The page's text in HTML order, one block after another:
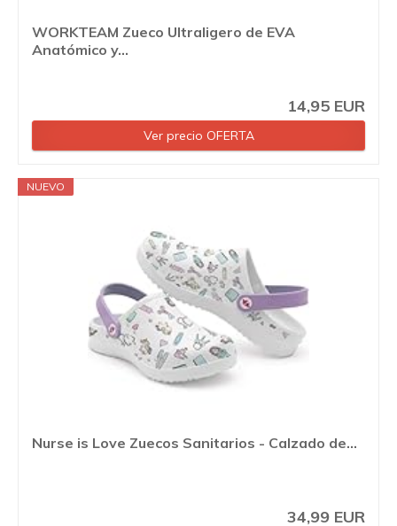
WORKTEAM Zueco Ultraligero de EVA
Anatómico y...
14,95 EUR
Ver precio OFERTA
NUEVO
Nurse is Love Zuecos Sanitarios - Calzado de...
34,99 EUR